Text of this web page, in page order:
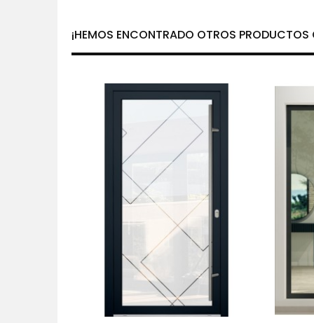
¡HEMOS ENCONTRADO OTROS PRODUCTOS